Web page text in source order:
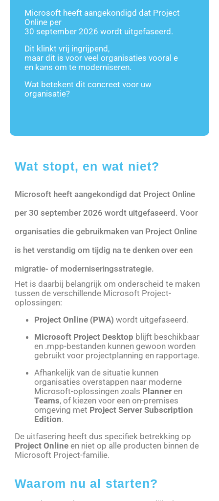
Microsoft heeft aangekondigd dat Project
Online per
30 september 2026 wordt uitgefaseerd.
Dit klinkt vrij ingrijpend,
maar dit is voor veel organisaties vooral e
en kans om te moderniseren.
Wat betekent dit concreet voor uw
organisatie?
Wat stopt, en wat niet?
Microsoft heeft aangekondigd dat Project Online
per 30 september 2026 wordt uitgefaseerd. Voor
organisaties die gebruikmaken van Project Online
is het verstandig om tijdig na te denken over een
migratie- of moderniseringsstrategie.
Het is daarbij belangrijk om onderscheid te maken
tussen de verschillende Microsoft Project-
oplossingen:
Project Online (PWA) wordt uitgefaseerd.
Microsoft Project Desktop blijft beschikbaar
en .mpp-bestanden kunnen gewoon worden
gebruikt voor projectplanning en rapportage.
Afhankelijk van de situatie kunnen
organisaties overstappen naar moderne
Microsoft-oplossingen zoals Planner en
Teams, of kiezen voor een on-premises
omgeving met Project Server Subscription
Edition.
De uitfasering heeft dus specifiek betrekking op
Project Online en niet op alle producten binnen de
Microsoft Project-familie.
Waarom nu al starten?